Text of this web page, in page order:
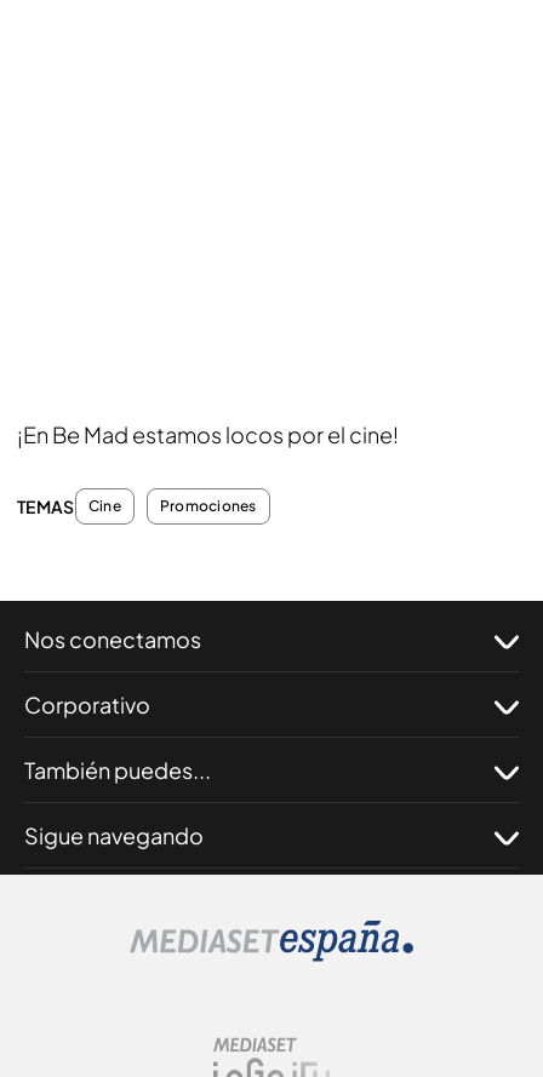
¡En Be Mad estamos locos por el cine!
TEMAS Cine Promociones
Nos conectamos
Corporativo
También puedes...
Sigue navegando